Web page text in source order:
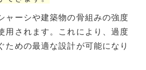
ャーシや建築物の骨組みの強度
用されます。これにより、過度
ための最適な設計が可能になり